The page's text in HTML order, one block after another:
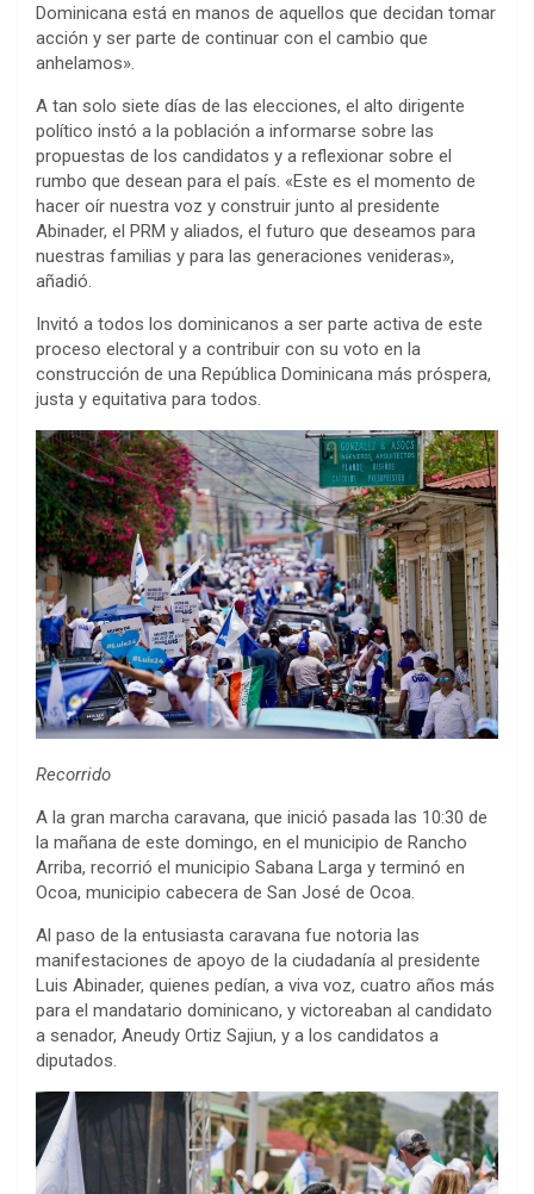
Dominicana está en manos de aquellos que decidan tomar
acción y ser parte de continuar con el cambio que
anhelamos».
A tan solo siete días de las elecciones, el alto dirigente
político instó a la población a informarse sobre las
propuestas de los candidatos y a reflexionar sobre el
rumbo que desean para el país. «Este es el momento de
hacer oír nuestra voz y construir junto al presidente
Abinader, el PRM y aliados, el futuro que deseamos para
nuestras familias y para las generaciones venideras»,
añadió.
Invitó a todos los dominicanos a ser parte activa de este
proceso electoral y a contribuir con su voto en la
construcción de una República Dominicana más próspera,
justa y equitativa para todos.
Recorrido
A la gran marcha caravana, que inició pasada las 10:30 de
la mañana de este domingo, en el municipio de Rancho
Arriba, recorrió el municipio Sabana Larga y terminó en
Ocoa, municipio cabecera de San José de Ocoa.
Al paso de la entusiasta caravana fue notoria las
manifestaciones de apoyo de la ciudadanía al presidente
Luis Abinader, quienes pedían, a viva voz, cuatro años más
para el mandatario dominicano, y victoreaban al candidato
a senador, Aneudy Ortiz Sajiun, y a los candidatos a
diputados.